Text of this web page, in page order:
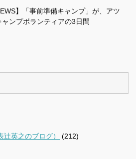
】「事前準備キャンプ」が、アツ
ンプボランティアの3日間
英之のブログ）
(212)